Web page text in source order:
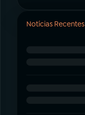
Notícias Recentes